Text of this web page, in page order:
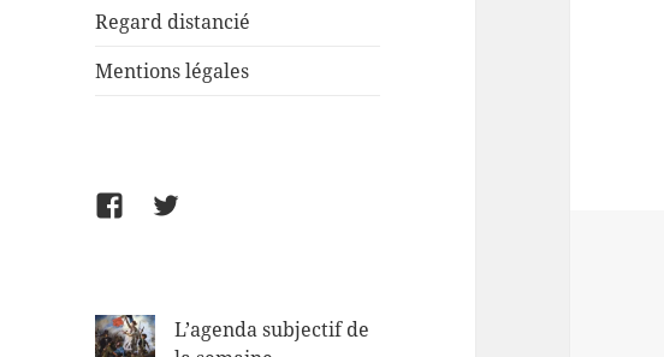
Regard distancié
Mentions légales
FacebookTwitter
L’agenda subjectif de